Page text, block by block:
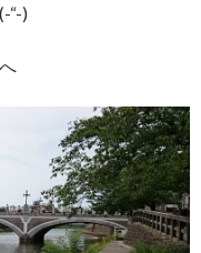
“-)